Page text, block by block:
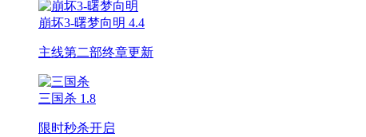
崩坏3-曙梦向明 4.4
主线第二部终章更新
三国杀 1.8
限时秒杀开启